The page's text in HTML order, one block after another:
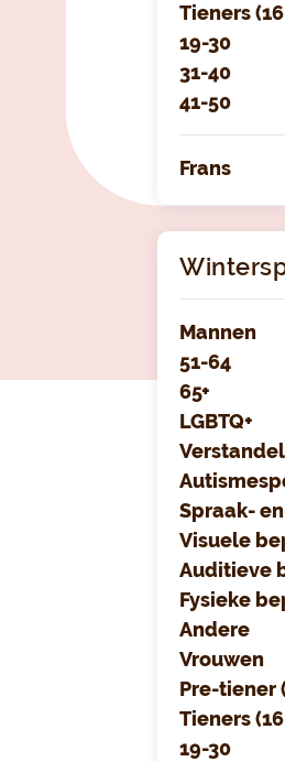
Tieners
19-30
31-40
41-50
Frans
Mannen
51-64
65+
LGBTQ+
Spraak-
Visuele
Auditieve
Fysieke
Andere
Vrouwen
Pre-tiener
Tieners
19-30